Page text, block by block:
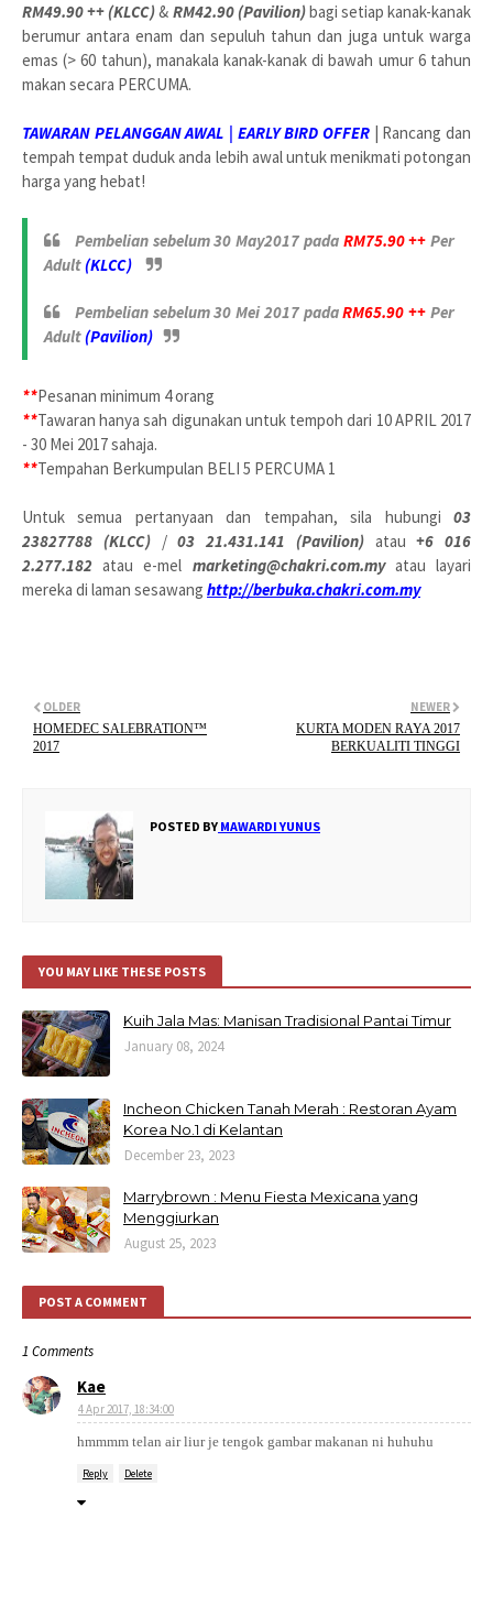
RM49.90 ++ (KLCC)& RM42.90 (Pavilion)bagi setiap kanak-kanak
berumur antara enam dan sepuluh tahun dan juga untuk warga
emas (> 60 tahun), manakala kanak-kanak di bawah umur 6 tahun
makan secara PERCUMA.
TAWARAN PELANGGAN AWAL | EARLY BIRD OFFER
Rancang dan
tempah tempat duduk anda lebih awal untuk menikmati potongan
harga yang hebat!
Pembelian sebelum 30 May2017 pada RM75.90 ++ Per
Adult(KLCC)
Pembelian sebelum 30 Mei 2017 padaRM65.90 ++ Per
Adult(Pavilion)
**Pesanan minimum 4 orang
**Tawaran hanya sah digunakan untuk tempoh dari 10 APRIL 2017
- 30 Mei 2017 sahaja.
**Tempahan Berkumpulan BELI 5 PERCUMA 1
Untuk semua pertanyaan dan tempahan, sila hubungi 03
23827788 (KLCC)/03 21.431.141 (Pavilion)atau +6 016
2.277.182 atau e-mel marketing@chakri.com.myatau layari
mereka di laman sesawang http://berbuka.chakri.com.my
NEWER
KURTA MODEN RAYA 2017
BERKUALITI TINGGI
OLDER
HOMEDEC SALEBRATION™
2017
POSTED BY MAWARDI YUNUS
YOU MAY LIKE THESE POSTS
Kuih Jala Mas: Manisan Tradisional Pantai Timur
January 08, 2024
Incheon Chicken Tanah Merah : Restoran Ayam
Korea No.1 di Kelantan
December 23, 2023
Marrybrown : Menu Fiesta Mexicana yang
Menggiurkan
August 25, 2023
POST A COMMENT
1 Comments
Kae
4 Apr 2017, 18:34:00
hmmmm telan air liur je tengok gambar makanan ni huhuhu
Reply Delete